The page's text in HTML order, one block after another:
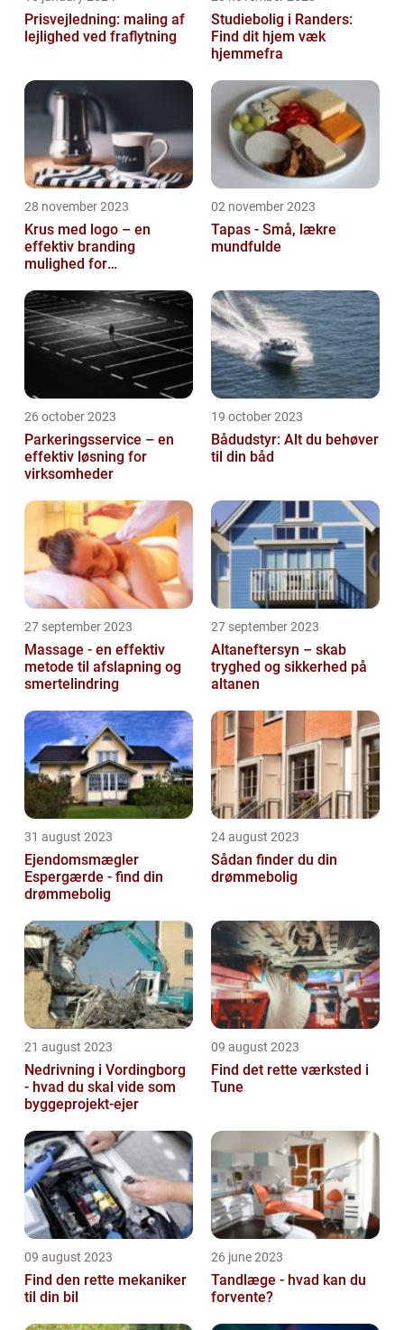
Prisvejledning: maling af
lejlighed ved fraflytning
Studiebolig i Randers:
Find dit hjem væk
hjemmefra
28 november 2023
Krus med logo – en
effektiv branding
mulighed for
02 november 2023
Tapas - Små, lækre
mundfulde
26 october 2023
Parkeringsservice – en
effektiv løsning for
virksomheder
19 october 2023
Bådudstyr: Alt du behøver
til din båd
27 september 2023
Massage - en effektiv
metode til afslapning og
smertelindring
27 september 2023
Altaneftersyn – skab
tryghed og sikkerhed på
altanen
31 august 2023
Ejendomsmægler
Espergærde - find din
drømmebolig
24 august 2023
Sådan finder du din
drømmebolig
21 august 2023
Nedrivning i Vordingborg
- hvad du skal vide som
byggeprojekt-ejer
09 august 2023
Find det rette værksted i
Tune
09 august 2023
Find den rette mekaniker
til din bil
26 june 2023
Tandlæge - hvad kan du
forvente?